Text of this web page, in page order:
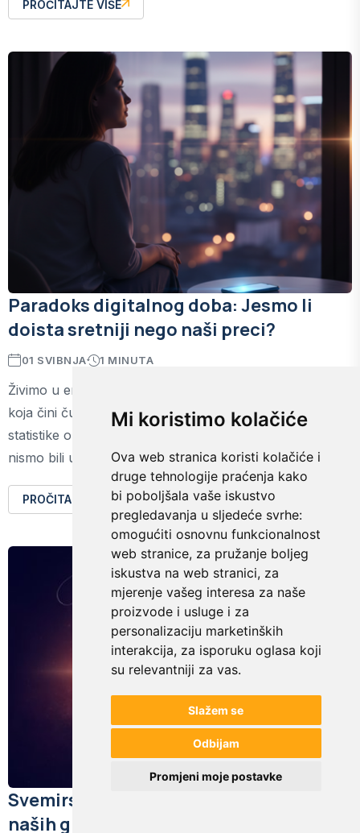
Mi koristimo kolačiće
Ova web stranica koristi kolačiće i
druge tehnologije praćenja kako
bi poboljšala vaše iskustvo
pregledavanja u sljedeće svrhe:
omogućiti osnovnu funkcionalnost
web stranice, za pružanje boljeg
iskustva na web stranici, za
mjerenje vašeg interesa za naše
proizvode i usluge i za
personalizaciju marketinških
interakcija, za isporuku oglasa koji
su relevantniji za vas.
Slažem se
Odbijam
Promjeni moje postavke
PROČITAJTE VIŠE
Paradoks digitalnog doba: Jesmo li
doista sretniji nego naši preci?
01 SVIBNJA 1 MINUTA
Živimo u eri najvećeg tehnološkog napretka, medicine
koja čini čuda i informacija dostupnih na dlanu. Ipak,
statistike o mentalnom zdravlju sugeriraju da nikada
nismo bili usamljeniji.
PROČITAJTE VIŠE
Svemirski otpad: Tiha prijetnja iznad
naših glava